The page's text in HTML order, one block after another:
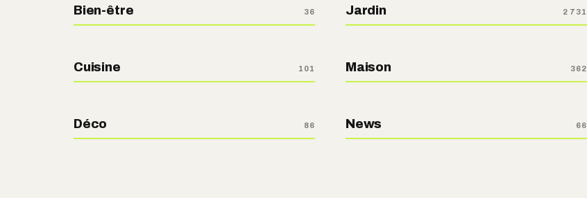
Bien-être 36
Cuisine 101
Déco 86
Jardin 2 731
Maison 362
News 66